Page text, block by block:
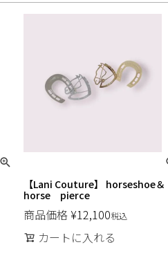
【Lani Couture】 horseshoe＆
horse pierce
商品価格 ¥12,100税込
カートに入れる